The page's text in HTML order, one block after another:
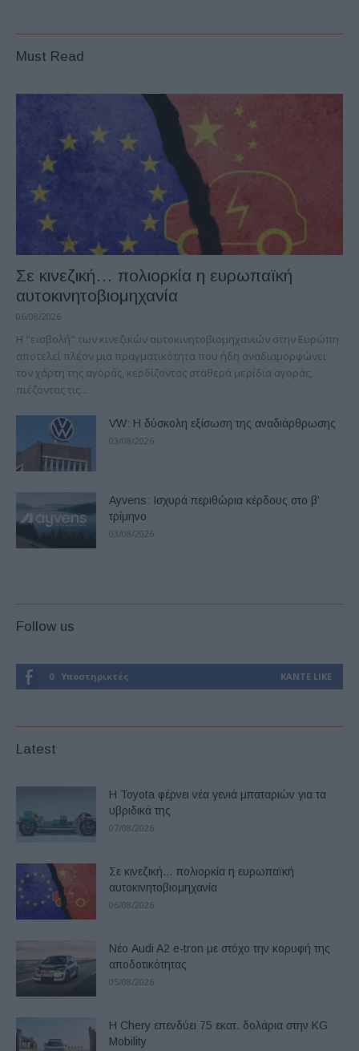
Must Read
Σε κινεζική… πολιορκία η ευρωπαϊκή
αυτοκινητοβιομηχανία
06/08/2026
Η "εισβολή" των κινεζικών αυτοκινητοβιομηχανιών στην Ευρώπη
αποτελεί πλέον μια πραγματικότητα που ήδη αναδιαμορφώνει
τον χάρτη της αγοράς, κερδίζοντας σταθερά μερίδια αγοράς,
πιέζοντας τις...
VW: Η δύσκολη εξίσωση της αναδιάρθρωσης
03/08/2026
Ayvens: Iσχυρά περιθώρια κέρδους στο β’
τρίμηνο
03/08/2026
Follow us
0 Υποστηρικτές ΚΆΝΤΕ LIKE
Latest
Η Toyota φέρνει νέα γενιά μπαταριών για τα
υβριδικά της
07/08/2026
Σε κινεζική… πολιορκία η ευρωπαϊκή
αυτοκινητοβιομηχανία
06/08/2026
Νέο Audi A2 e-tron με στόχο την κορυφή της
αποδοτικότητας
05/08/2026
Η Chery επενδύει 75 εκατ. δολάρια στην KG
Mobility